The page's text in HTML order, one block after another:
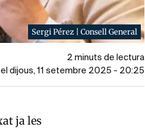
Sergi Pérez | Consell General
2 minuts de lectura
el dijous, 11 setembre 2025 - 20:25
ja les